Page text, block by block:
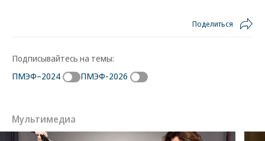
Поделиться
Подписывайтесь на темы:
ПМЭФ–2024
ПМЭФ-2026
Мультимедиа